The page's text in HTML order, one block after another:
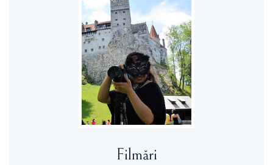
Filmări